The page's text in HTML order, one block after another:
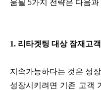
움될 5가지 전략은 다음과
1. 리타겟팅 대상 잠재고
지속가능하다는 것은 성
성장시키려면 기존 고객